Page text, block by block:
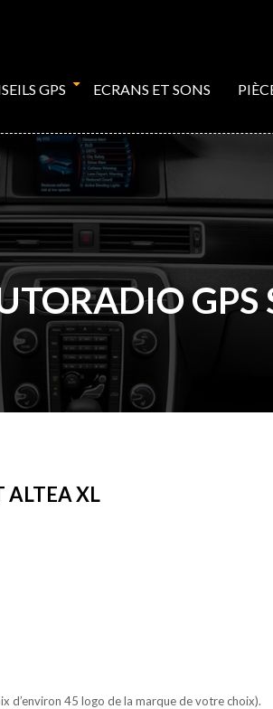
GPS ECRANS ET SONS
GPS
ALTEA XL
d’environ 45 logo de la marque de votre choix).